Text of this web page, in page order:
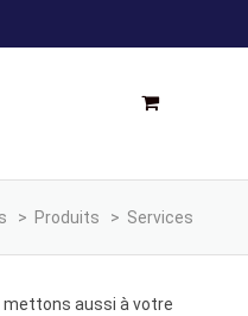
> Produits > Services
mettons aussi à votre